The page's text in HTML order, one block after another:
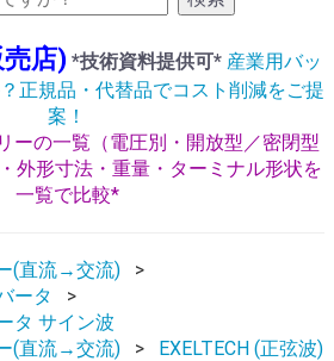
店) *技術資料提供可* 産業用バッ
正規品・代替品でコスト削減をご提
案！
ーの一覧（電圧別・開放型／密閉型
外形寸法・重量・ターミナル形状を
一覧で比較*
(直流→交流)
ータ
タ サイン波
(直流→交流)
EXELTECH (正弦波)